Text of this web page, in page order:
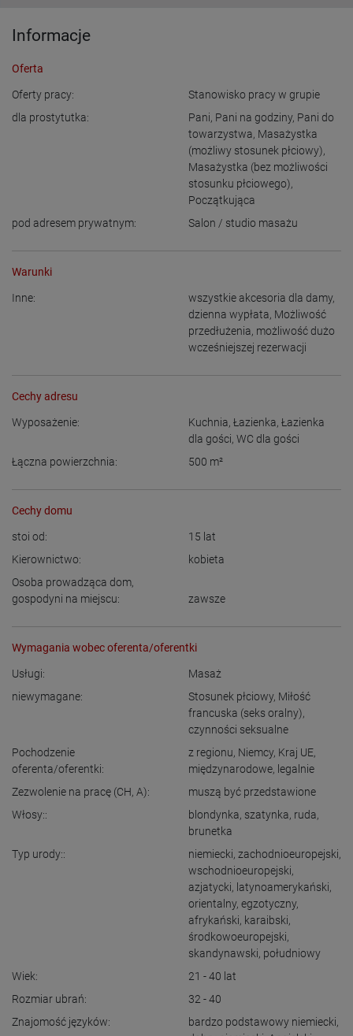
Informacje
Oferta
Oferty pracy:
Stanowisko pracy w grupie
dla prostytutka:
Pani, Pani na godziny, Pani do
towarzystwa, Masażystka
(możliwy stosunek płciowy),
Masażystka (bez możliwości
stosunku płciowego),
Początkująca
pod adresem prywatnym:
Salon / studio masażu
Warunki
Inne: wszystkie akcesoria dla damy,
dzienna wypłata, Możliwość
przedłużenia, możliwość dużo
wcześniejszej rezerwacji
Cechy adresu
Wyposażenie: Kuchnia, Łazienka, Łazienka
dla gości, WC dla gości
Łączna powierzchnia:
500 m²
Cechy domu
stoi od: 15 lat
Kierownictwo:
kobieta
Osoba prowadząca dom,
gospodyni na miejscu:
zawsze
Wymagania wobec oferenta/oferentki
Usługi:
Masaż
niewymagane:
Stosunek płciowy, Miłość
francuska (seks oralny),
czynności seksualne
Pochodzenie
oferenta/oferentki:
z regionu, Niemcy, Kraj UE,
międzynarodowe, legalnie
Zezwolenie na pracę (CH, A):
muszą być przedstawione
Włosy::
blondynka, szatynka, ruda,
brunetka
Typ urody::
niemiecki, zachodnioeuropejski,
wschodnioeuropejski,
azjatycki, latynoamerykański,
orientalny, egzotyczny,
afrykański, karaibski,
środkowoeuropejski,
skandynawski, południowy
Wiek:
21 - 40 lat
Rozmiar ubrań:
32 - 40
Znajomość języków:
bardzo podstawowy niemiecki,